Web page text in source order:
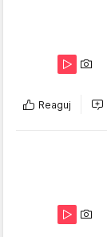
Reaguj